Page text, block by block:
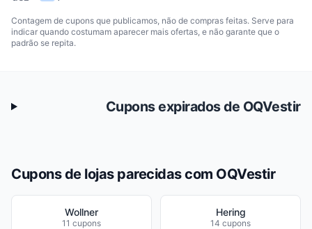
Contagem de cupons que publicamos, não de compras feitas. Serve para
indicar quando costumam aparecer mais ofertas, e não garante que o
padrão se repita.
Cupons expirados de OQVestir
Cupons de lojas parecidas com OQVestir
Wollner
11 cupons
Hering
14 cupons